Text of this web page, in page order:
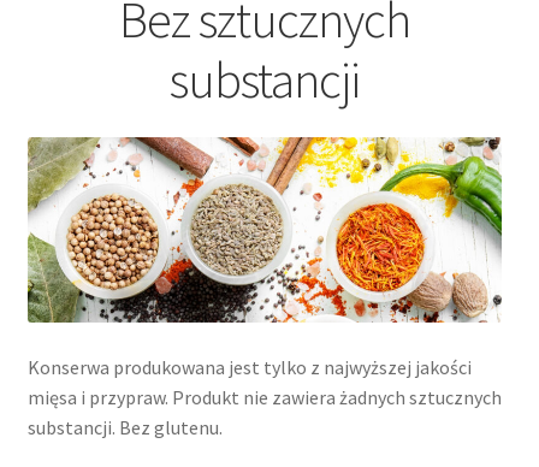
Bez sztucznych
substancji
Konserwa produkowana jest tylko z najwyższej jakości
mięsa i przypraw. Produkt nie zawiera żadnych sztucznych
substancji. Bez glutenu.